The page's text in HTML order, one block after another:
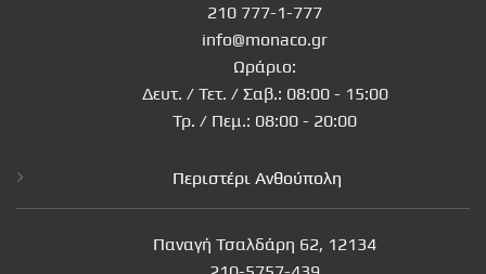
210 777-1-777
info@monaco.gr
Ωράριο:
Δευτ. / Τετ. / Σαβ.: 08:00 - 15:00
Τρ. / Πεμ.: 08:00 - 20:00
Περιστέρι Ανθούπολη
Παναγή Τσαλδάρη 62, 12134